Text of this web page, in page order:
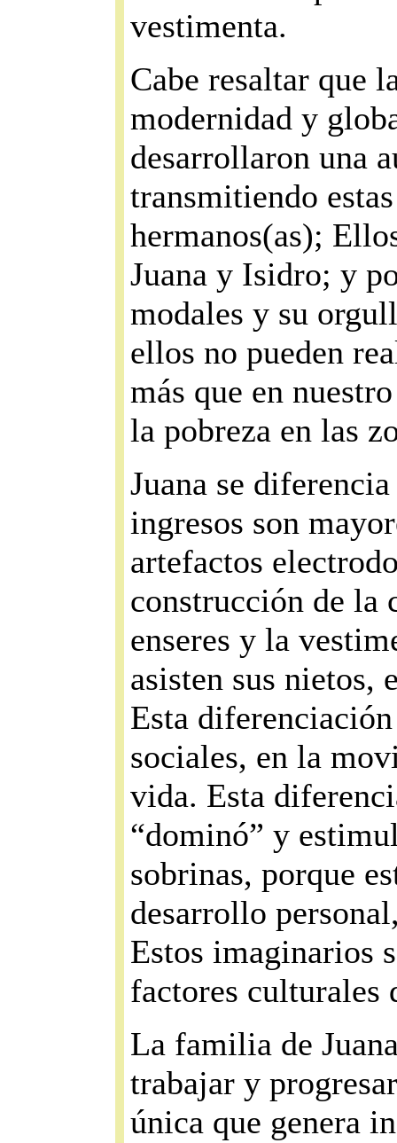
vestimenta.
Cabe resaltar que
modernidad y
desarrollaron una
transmitiendo
hermanos(as);
Juana y Isidro; y
modales y su
ellos no pueden
más que en
la pobreza en las
Juana se
ingresos son
artefactos
construcción de la
enseres y la
asisten sus nietos,
Esta
sociales, en la
vida. Esta
“dominó” y
sobrinas, porque
desarrollo
Estos imaginarios
factores culturales
La familia de
trabajar y
única que genera